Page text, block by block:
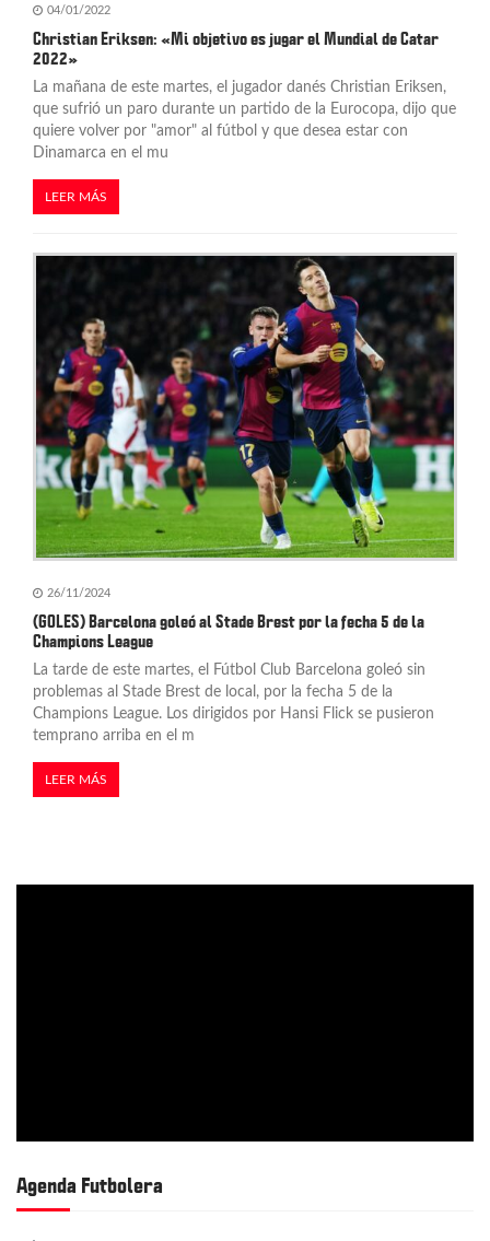
04/01/2022
Christian Eriksen: «Mi objetivo es jugar el Mundial de Catar
2022»
La mañana de este martes, el jugador danés Christian Eriksen,
que sufrió un paro durante un partido de la Eurocopa, dijo que
quiere volver por "amor" al fútbol y que desea estar con
Dinamarca en el mu
LEER MÁS
26/11/2024
(GOLES) Barcelona goleó al Stade Brest por la fecha 5 de la
Champions League
La tarde de este martes, el Fútbol Club Barcelona goleó sin
problemas al Stade Brest de local, por la fecha 5 de la
Champions League. Los dirigidos por Hansi Flick se pusieron
temprano arriba en el m
LEER MÁS
Agenda Futbolera